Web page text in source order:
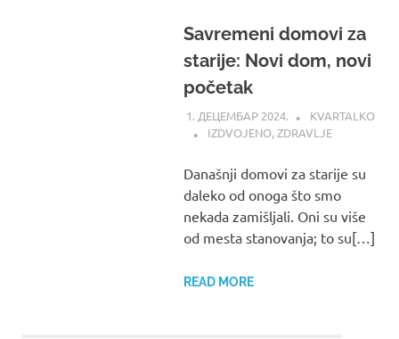
Savremeni domovi za
starije: Novi dom, novi
početak
1. ДЕЦЕМБАР 2024.
KVARTALKO
IZDVOJENO,ZDRAVLJE
Današnji domovi za starije su
daleko od onoga što smo
nekada zamišljali. Oni su više
od mesta stanovanja; to su[…]
READ MORE